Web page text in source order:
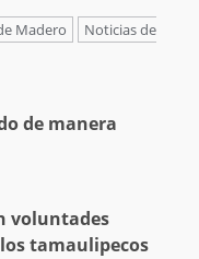
Madero
Noticias de
de manera
voluntades
tamaulipecos